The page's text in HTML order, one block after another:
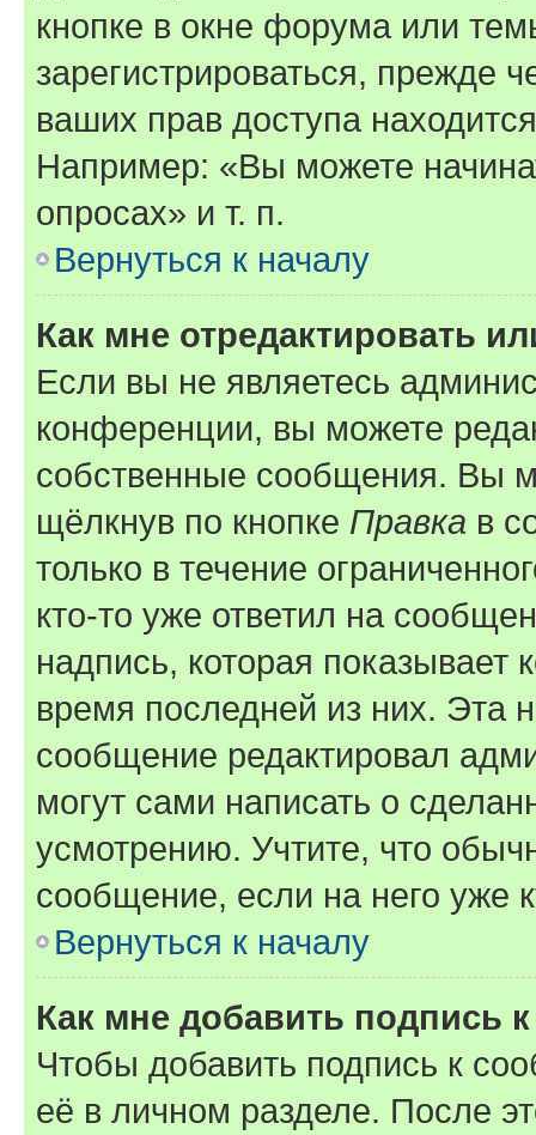
кнопке в окне форума или
зарегистрироваться, прежде
ваших прав доступа
Например: «Вы можете
опросах» и т. п.
Вернуться к началу
Как мне отредактировать
Если вы не являетесь
конференции, вы можете
собственные сообщения. Вы
щёлкнув по кнопке Правка в
только в течение
кто-то уже ответил на
надпись, которая показывает
время последней из них. Эта
сообщение редактировал
могут сами написать о
усмотрению. Учтите, что
сообщение, если на него уже
Вернуться к началу
Как мне добавить подпись
Чтобы добавить подпись к
её в личном разделе. После